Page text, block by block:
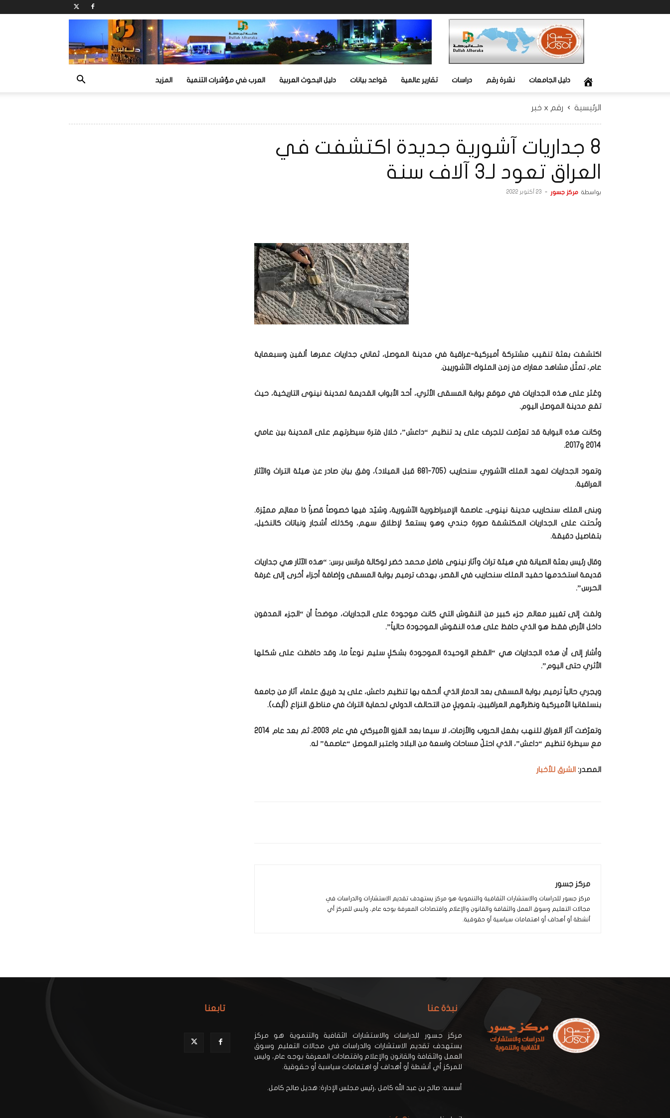
دليل الجامعات نشرة رقم دراسات تقارير عالمية قواعد بيانات دليل البحوث العربية العرب في مؤشرات التنمية المزيد
الرئيسية رقم x خبر
8 جداريات آشورية جديدة اكتشفت في
العراق تعود لـ3 آلاف سنة
بواسطة مركز جسور - 23 أكتوبر 2022
اكتشفت بعثة تنقيب مشتركة أميركية-عراقية في مدينة الموصل، ثماني جداريات عمرها ألفين وسبعماية
عام، تمثّل مشاهد معارك من زمن الملوك الآشوريين.
وعُثر على هذه الجداريات في موقع بوابة المسقى الأثري، أحد الأبواب القديمة لمدينة نينوى التاريخية، حيث
تقع مدينة الموصل اليوم.
وكانت هذه البوابة قد تعرّضت للجرف على يد تنظيم “داعش”، خلال فترة سيطرتهم على المدينة بين عامي
2014 و2017.
وتعود الجداريات لعهد الملك الآشوري سنحاريب (705-681 قبل الميلاد)، وفق بيان صادر عن هيئة التراث والآثار
العراقية.
وبنى الملك سنحاريب مدينة نينوى، عاصمة الإمبراطورية الآشورية، وشيّد فيها خصوصاً قصراً ذا معالِم مميّزة.
ونُحتت على الجداريات المكتشفة صورة جندي وهو يستعدّ لإطلاق سهم، وكذلك أشجار ونباتات كالنخيل،
بتفاصيل دقيقة.
وقال رئيس بعثة الصيانة في هيئة تراث وآثار نينوى فاضل محمد خضر لوكالة فرانس برس: “هذه الآثار هي جداريات
قديمة استخدمها حفيد الملك سنحاريب في القصر، بهدف ترميم بوابة المسقى وإضافة أجزاء أخرى إلى غرفة
الحرس”.
ولفت إلى تغيير معالم جزء كبير من النقوش التي كانت موجودة على الجداريات، موضحاً أن “الجزء المدفون
داخل الأرض فقط هو الذي حافظ على هذه النقوش الموجودة حالياً”.
وأشار إلى أن هذه الجداريات هي “القطع الوحيدة الموجودة بشكلٍ سليم نوعاً ما، وقد حافظت على شكلها
الأثري حتى اليوم”.
ويجري حالياً ترميم بوابة المسقى بعد الدمار الذي ألحقه بها تنظيم داعش، على يد فريق علماء آثار من جامعة
بنسلفانيا الأميركية ونظرائهم العراقيين، بتمويلٍ من التحالف الدولي لحماية التراث في مناطق النزاع (ألِف).
وتعرّضت آثار العراق للنهب بفعل الحروب والأزمات، لا سيما بعد الغزو الأميركي في عام 2003، ثم بعد عام 2014
مع سيطرة تنظيم “داعش”، الذي احتلّ مساحات واسعة من البلاد واعتبر الموصل “عاصمة” له.
المصدر: الشرق للأخبار
مركز جسور
مركز جسور للدراسات والاستشارات الثقافية والتنموية هو مركز يستهدف تقديم الاستشارات والدراسات في
مجالات التعليم وسوق العمل والثقافة والقانون والإعلام واقتصادات المعرفة بوجه عام، وليس للمركز أي
أنشطة أو أهداف أو اهتمامات سياسية أو حقوقية.
نبذة عنا
مركز جسور للدراسات والاستشارات الثقافية والتنموية هو مركز
يستهدف تقديم الاستشارات والدراسات في مجالات التعليم وسوق
العمل والثقافة والقانون والإعلام واقتصادات المعرفة بوجه عام، وليس
للمركز أي أنشطة أو أهداف أو اهتمامات سياسية أو حقوقية.
أسسه: صالح بن عبد الله كامل ،رئيس مجلس الإدارة: هديل صالح كامل.
تابعنا